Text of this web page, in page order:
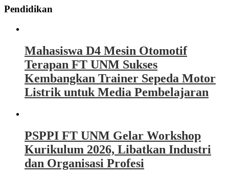
Pendidikan
Mahasiswa D4 Mesin Otomotif
Terapan FT UNM Sukses
Kembangkan Trainer Sepeda Motor
Listrik untuk Media Pembelajaran
PSPPI FT UNM Gelar Workshop
Kurikulum 2026, Libatkan Industri
dan Organisasi Profesi